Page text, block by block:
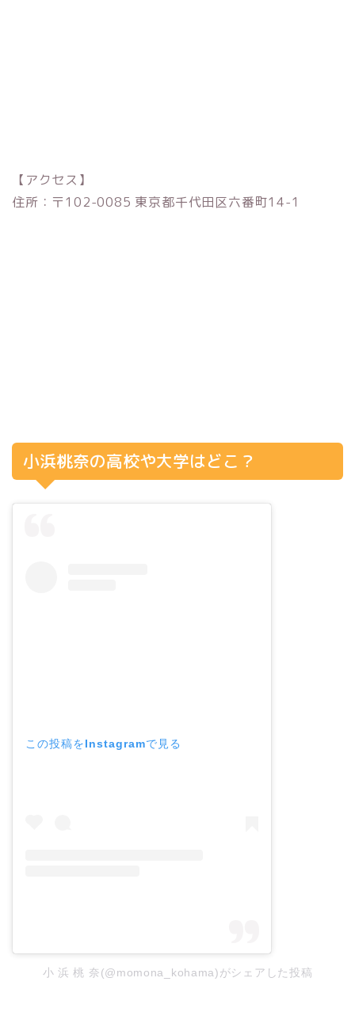
【アクセス】
住所：〒102-0085 東京都千代田区六番町14-1
小浜桃奈の高校や大学はどこ？
この投稿をInstagramで見る
小 浜 桃 奈(@momona_kohama)がシェアした投稿